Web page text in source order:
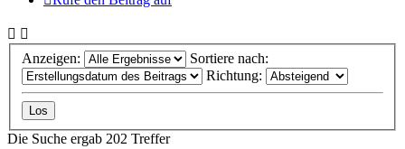
Anzeigen:
Sortiere nach:
Richtung:
Die Suche ergab 202 Treffer